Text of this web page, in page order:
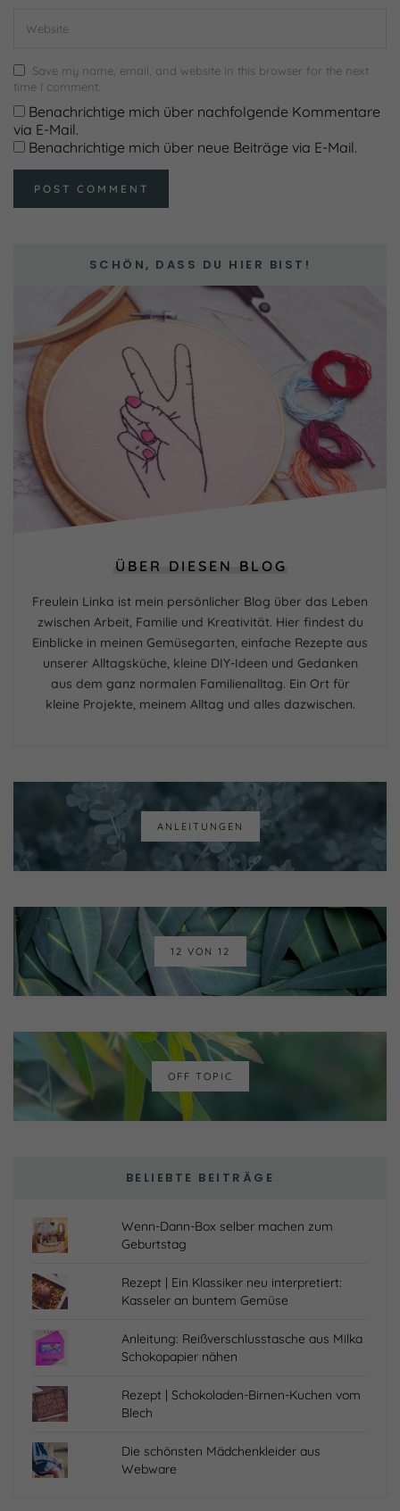
Save my name, email, and website in this browser for the next
time I comment.
Benachrichtige mich über nachfolgende Kommentare
via E-Mail.
Benachrichtige mich über neue Beiträge via E-Mail.
SCHÖN, DASS DU HIER BIST!
ÜBER DIESEN BLOG
Freulein Linka ist mein persönlicher Blog über das Leben
zwischen Arbeit, Familie und Kreativität. Hier findest du
Einblicke in meinen Gemüsegarten, einfache Rezepte aus
unserer Alltagsküche, kleine DIY-Ideen und Gedanken
aus dem ganz normalen Familienalltag. Ein Ort für
kleine Projekte, meinem Alltag und alles dazwischen.
ANLEITUNGEN
12 VON 12
OFF TOPIC
BELIEBTE BEITRÄGE
Wenn-Dann-Box selber machen zum
Geburtstag
Rezept | Ein Klassiker neu interpretiert:
Kasseler an buntem Gemüse
Anleitung: Reißverschlusstasche aus Milka
Schokopapier nähen
Rezept | Schokoladen-Birnen-Kuchen vom
Blech
Die schönsten Mädchenkleider aus
Webware